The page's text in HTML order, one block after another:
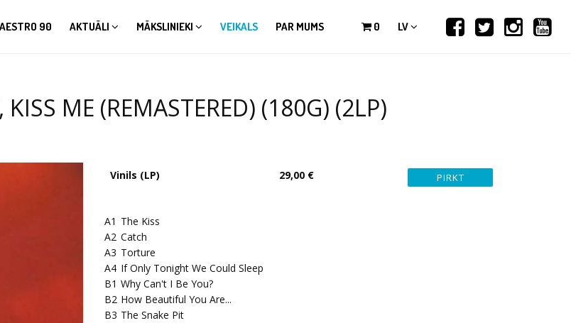
90 AKTUĀLI MĀKSLINIEKI VEIKALS PAR MUMS 0 LV
ME (REMASTERED) (180G) (2LP)
Vinils (LP) 29,00 €
A1 The Kiss
A2 Catch
A3 Torture
A4 If Only Tonight We Could Sleep
B1 Why Can't I Be You?
B2 How Beautiful You Are...
B3 The Snake Pit